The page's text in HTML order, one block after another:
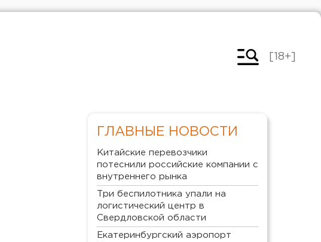
[18+]
ГЛАВНЫЕ НОВОСТИ
Китайские перевозчики
потеснили российские компании с
внутреннего рынка
Три беспилотника упали на
логистический центр в
Свердловской области
Екатеринбургский аэропорт